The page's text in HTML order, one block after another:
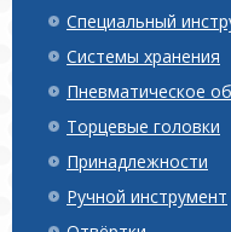
Специальный
Системы хранения
Пневматическое
Торцевые головки
Принадлежности
Ручной инструмент